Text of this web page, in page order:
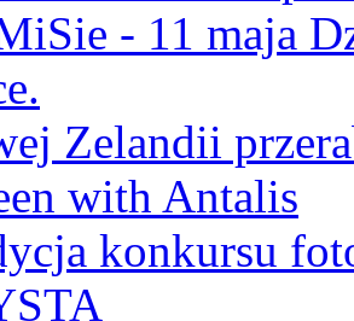
- 11 maja
Zelandii
with Antalis
konkursu